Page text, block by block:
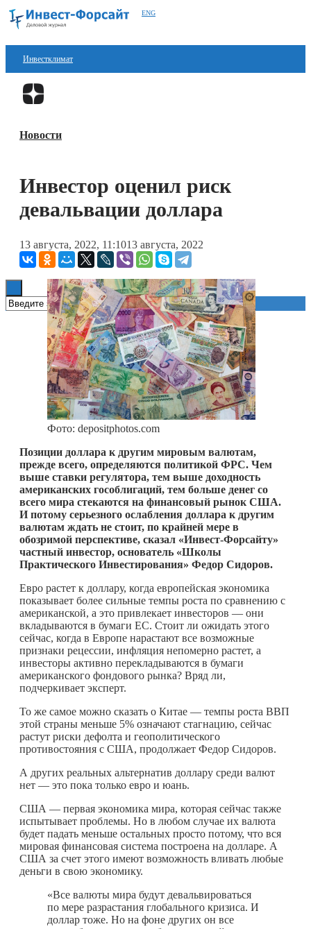
ENG
Инвестклимат
Финансы
Блокчейн
Книги
Новости
Инвестор оценил риск
девальвации доллара
13 августа, 2022, 11:1013 августа, 2022
Фото: depositphotos.com
Позиции доллара к другим мировым валютам,
прежде всего, определяются политикой ФРС. Чем
выше ставки регулятора, тем выше доходность
американских гособлигаций, тем больше денег со
всего мира стекаются на финансовый рынок США.
И потому серьезного ослабления доллара к другим
валютам ждать не стоит, по крайней мере в
обозримой перспективе, сказал «Инвест-Форсайту»
частный инвестор, основатель «Школы
Практического Инвестирования» Федор Сидоров.
Евро растет к доллару, когда европейская экономика
показывает более сильные темпы роста по сравнению с
американской, а это привлекает инвесторов — они
вкладываются в бумаги ЕС. Стоит ли ожидать этого
сейчас, когда в Европе нарастают все возможные
признаки рецессии, инфляция непомерно растет, а
инвесторы активно перекладываются в бумаги
американского фондового рынка? Вряд ли,
подчеркивает эксперт.
То же самое можно сказать о Китае — темпы роста ВВП
этой страны меньше 5% означают стагнацию, сейчас
растут риски дефолта и геополитического
противостояния с США, продолжает Федор Сидоров.
А других реальных альтернатив доллару среди валют
нет — это пока только евро и юань.
США — первая экономика мира, которая сейчас также
испытывает проблемы. Но в любом случае их валюта
будет падать меньше остальных просто потому, что вся
мировая финансовая система построена на долларе. А
США за счет этого имеют возможность вливать любые
деньги в свою экономику.
«Все валюты мира будут девальвироваться
по мере разрастания глобального кризиса. И
доллар тоже. Но на фоне других он все